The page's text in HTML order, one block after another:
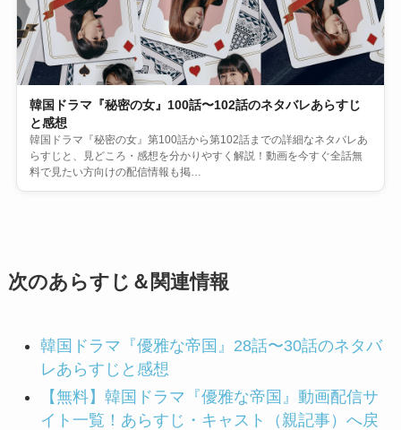
韓国ドラマ『秘密の女』100話〜102話のネタバレあらすじ
と感想
韓国ドラマ『秘密の女』第100話から第102話までの詳細なネタバレあ
らすじと、見どころ・感想を分かりやすく解説！動画を今すぐ全話無
料で見たい方向けの配信情報も掲…
次のあらすじ＆関連情報
韓国ドラマ『優雅な帝国』28話〜30話のネタバ
レあらすじと感想
【無料】韓国ドラマ『優雅な帝国』動画配信サ
イト一覧！あらすじ・キャスト（親記事）へ戻